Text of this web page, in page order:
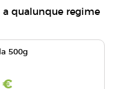
qualunque regime
500g
€